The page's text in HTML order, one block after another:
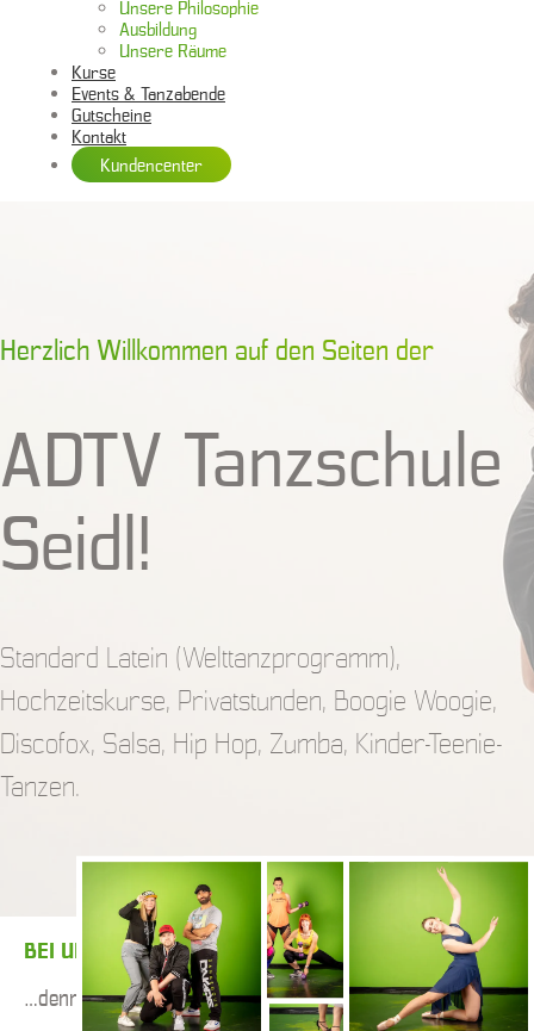
Unsere Philosophie
Ausbildung
Unsere Räume
Kurse
Events & Tanzabende
Gutscheine
Kontakt
Kundencenter
Herzlich Willkommen auf den Seiten der
ADTV Tanzschule
Seidl!
Standard Latein (Welttanzprogramm),
Hochzeitskurse, Privatstunden, Boogie Woogie,
Discofox, Salsa, Hip Hop, Zumba, Kinder-Teenie-
Tanzen.
BEI UNS IST FÜR JEDEN WAS DABEI!
…denn jeder kann tanzen…